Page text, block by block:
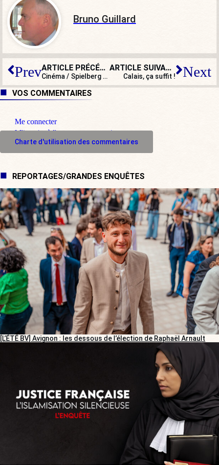
Bruno Guillard
Prev ARTICLE PRÉCÉDENT
Cinéma / Spielberg et l’affaire des Pentagon Papers
ARTICLE SUIVANT
Calais, ça suffit ! Next
VOS COMMENTAIRES
Me connecter
M'inscrire à l'espace commentaire
Charte d'utilisation des commentaires
REPORTAGES/GRANDES ENQUÊTES
[L’ÉTÉ BV] Avignon : les dessous de l’élection de Raphaël Arnault